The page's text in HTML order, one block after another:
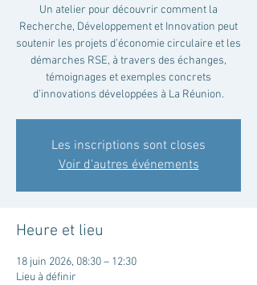
Un atelier pour découvrir comment la
Recherche, Développement et Innovation peut
soutenir les projets d’économie circulaire et les
démarches RSE, à travers des échanges,
témoignages et exemples concrets
d’innovations développées à La Réunion.
Les inscriptions sont closes
Voir d'autres événements
Heure et lieu
18 juin 2026, 08:30 – 12:30
Lieu à définir